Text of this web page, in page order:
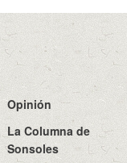
Opinión
La Columna de
Sonsoles